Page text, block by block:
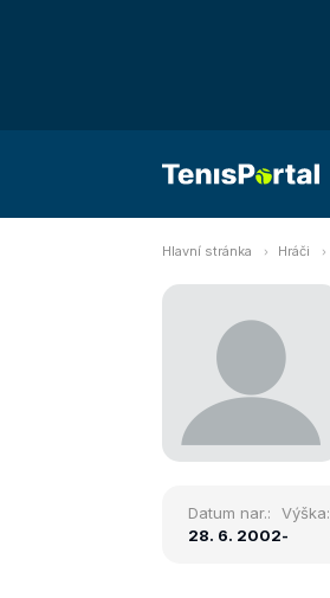
Hlavní stránka Hráči
Datum nar.:
28. 6. 2002
Výška:
-